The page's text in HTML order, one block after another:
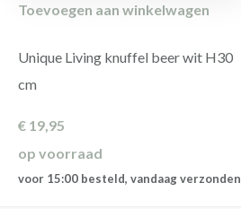
Toevoegen aan winkelwagen
Unique Living knuffel beer wit H30
cm
€ 19,95
op voorraad
voor 15:00 besteld, vandaag verzonden